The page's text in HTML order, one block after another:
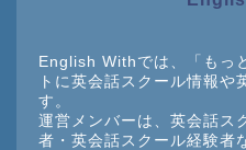
English Withでは、「もっ
トに英会話スクール情報や
す。
運営メンバーは、英会話ス
者・英会話スクール経験者